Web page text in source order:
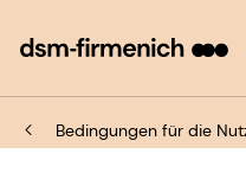
Bedingungen für die